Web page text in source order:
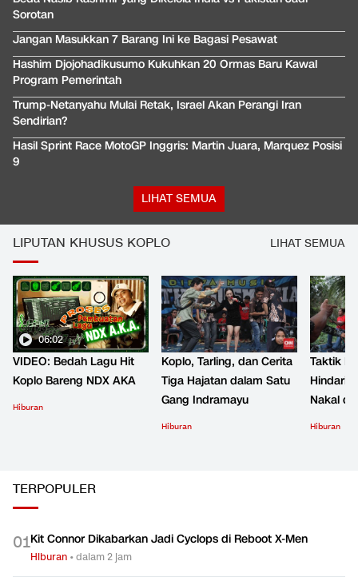
Sorotan
Jangan Masukkan 7 Barang Ini ke Bagasi Pesawat
Hashim Djojohadikusumo Kukuhkan 20 Ormas Baru Kawal
Program Pemerintah
Trump-Netanyahu Mulai Retak, Israel Akan Perangi Iran
Sendirian?
Hasil Sprint Race MotoGP Inggris: Martin Juara, Marquez Posisi
9
LIHAT SEMUA
LIPUTAN KHUSUS KOPLO LIHAT SEMUA
06:02
VIDEO: Bedah Lagu Hit
Koplo Bareng NDX AKA
Hiburan
Koplo, Tarling, dan Cerita
Tiga Hajatan dalam Satu
Gang Indramayu
Hiburan
Taktik
Hindari
Nakal
Hiburan
TERPOPULER
01Kit Connor Dikabarkan Jadi Cyclops di Reboot X-Men
Hiburan •dalam 2 jam